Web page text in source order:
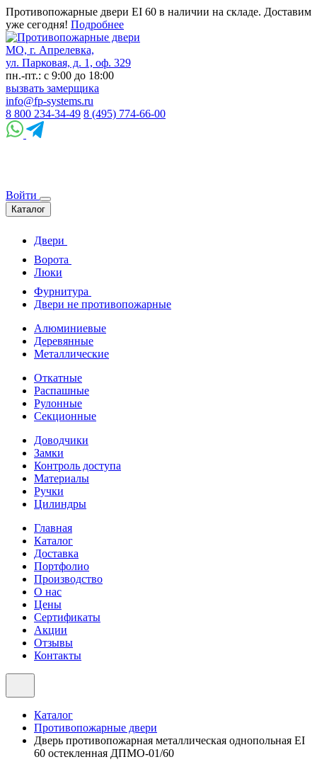
Противопожарные двери EI 60 в наличии на складе. Доставим
уже сегодня! Подробнее
МО, г. Апрелевка,
ул. Парковая, д. 1, оф. 329
пн.-пт.: с 9:00 до 18:00
вызвать замерщика
info@fp-systems.ru
8 800 234-34-49 8 (495) 774-66-00
Войти
Каталог
Двери
Ворота
Люки
Фурнитура
Двери не противопожарные
Алюминиевые
Деревянные
Металлические
Откатные
Распашные
Рулонные
Секционные
Доводчики
Замки
Контроль доступа
Материалы
Ручки
Цилиндры
Главная
Каталог
Доставка
Портфолио
Производство
О нас
Цены
Сертификаты
Акции
Отзывы
Контакты
Каталог
Противопожарные двери
Дверь противопожарная металлическая однопольная EI
60 остекленная ДПМО-01/60